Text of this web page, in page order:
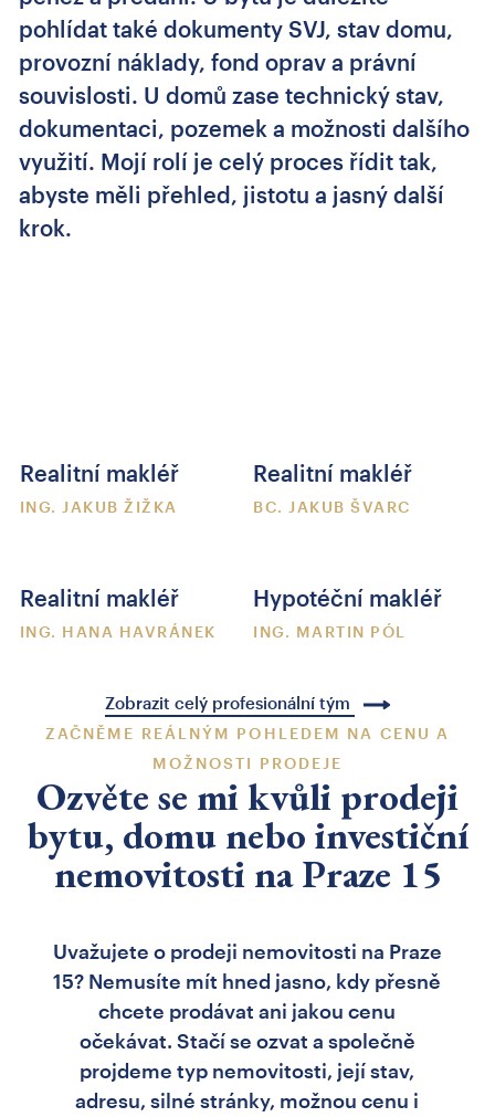
pohlídat také dokumenty SVJ, stav domu,
provozní náklady, fond oprav a právní
souvislosti. U domů zase technický stav,
dokumentaci, pozemek a možnosti dalšího
využití. Mojí rolí je celý proces řídit tak,
abyste měli přehled, jistotu a jasný další
krok.
Realitní makléř
ING. JAKUB ŽIŽKA
Realitní makléř
BC. JAKUB ŠVARC
Realitní makléř
ING. HANA HAVRÁNEK
Hypotéční makléř
ING. MARTIN PÓL
Zobrazit celý profesionální tým
ZAČNĚME REÁLNÝM POHLEDEM NA CENU A
MOŽNOSTI PRODEJE
Ozvěte se mi kvůli prodeji
bytu, domu nebo investiční
nemovitosti na Praze 15
Uvažujete o prodeji nemovitosti na Praze
15? Nemusíte mít hned jasno, kdy přesně
chcete prodávat ani jakou cenu
očekávat. Stačí se ozvat a společně
projdeme typ nemovitosti, její stav,
adresu, silné stránky, možnou cenu i